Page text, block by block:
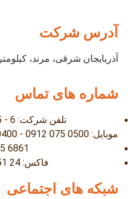
آدرس شرکت
آذربایجان شرقی، مرند، کیلومتر 20 جاده مرند – بازرگان
شماره های تماس
تلفن شرکت: 6 - 55 55 38 42 (041)
6861 075 0912
فاکس: 24 51 38 42 (041)
شبکه های اجتماعی